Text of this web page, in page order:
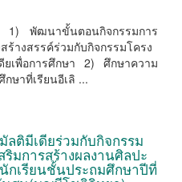
1) พัฒนาขั้นตอนกิจกรรมการ
ร้างสรรค์ร่วมกับกิจกรรมโครง
เพื่อการศึกษา 2) ศึกษาความ
ษาที่เรียนอีเลิ ...
ลติมีเดียร่วมกับกิจกรรม
ริมการสร้างผลงานศิลปะ
กเรียนชั้นประถมศึกษาปีที่